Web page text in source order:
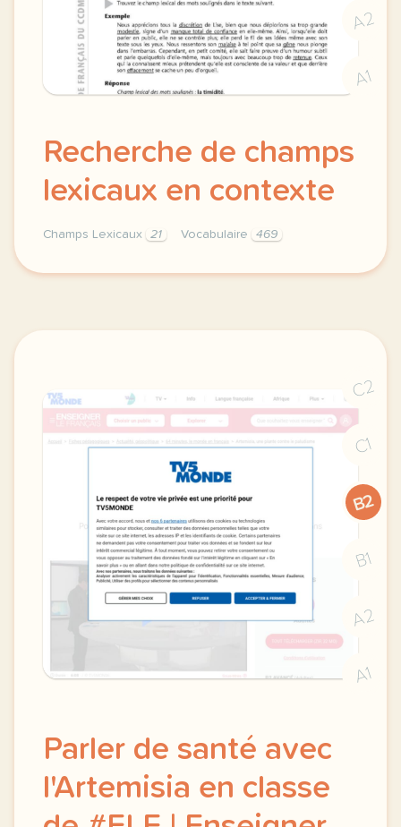
A2
A1
Recherche de champs
lexicaux en contexte
Champs Lexicaux 21 Vocabulaire 469
recherche de champs lexicaux vocabulaire en
C2
C1
B2
B1
A2
A1
Parler de santé avec
l'Artemisia en classe